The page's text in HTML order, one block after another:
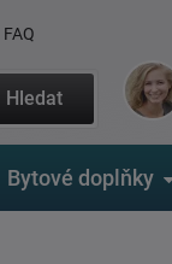
FAQ
Hledat
Bytové doplňky